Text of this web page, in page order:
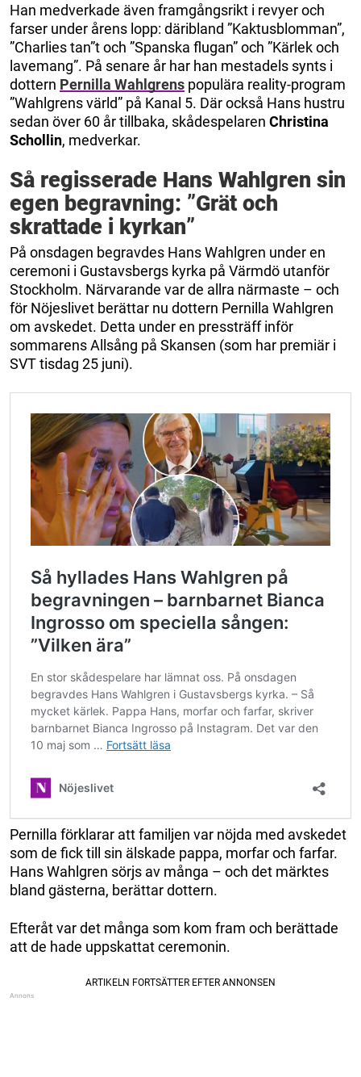
Han medverkade även framgångsrikt i revyer och
farser under årens lopp: däribland ”Kaktusblomman”,
”Charlies tan”t och ”Spanska flugan” och ”Kärlek och
lavemang”. På senare år har han mestadels synts i
dottern Pernilla Wahlgrens populära reality-program
”Wahlgrens värld” på Kanal 5. Där också Hans hustru
sedan över 60 år tillbaka, skådespelaren Christina
Schollin, medverkar.
Så regisserade Hans Wahlgren sin
egen begravning: ”Grät och
skrattade i kyrkan”
På onsdagen begravdes Hans Wahlgren under en
ceremoni i Gustavsbergs kyrka på Värmdö utanför
Stockholm. Närvarande var de allra närmaste – och
för Nöjeslivet berättar nu dottern Pernilla Wahlgren
om avskedet. Detta under en pressträff inför
sommarens Allsång på Skansen (som har premiär i
SVT tisdag 25 juni).
Pernilla förklarar att familjen var nöjda med avskedet
som de fick till sin älskade pappa, morfar och farfar.
Hans Wahlgren sörjs av många – och det märktes
bland gästerna, berättar dottern.
Efteråt var det många som kom fram och berättade
att de hade uppskattat ceremonin.